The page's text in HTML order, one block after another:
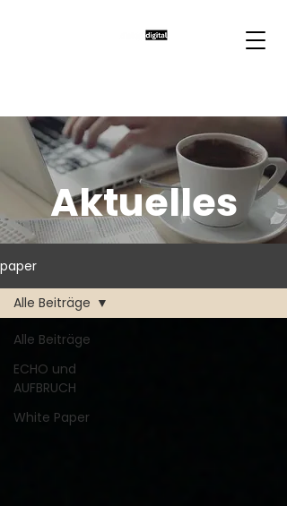
Aktuelles
paper
Alle Beiträge
ECHO und
AUFBRUCH
White Paper
Alle Beiträge